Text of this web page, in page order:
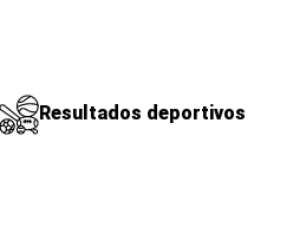
Resultados deportivos